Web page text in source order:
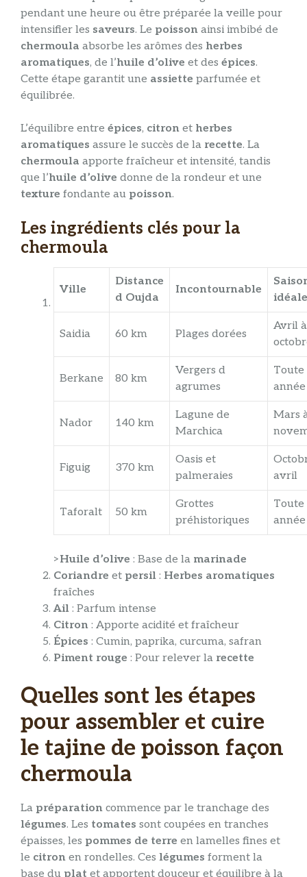
pendant une heure ou être préparée la veille pour
intensifier les saveurs. Le poisson ainsi imbibé de
chermoula absorbe les arômes des herbes
aromatiques, de l’huile d’olive et des épices.
Cette étape garantit une assiette parfumée et
équilibrée.
L’équilibre entre épices, citron et herbes
aromatiques assure le succès de la recette. La
chermoula apporte fraîcheur et intensité, tandis
que l’huile d’olive donne de la rondeur et une
texture fondante au poisson.
Les ingrédients clés pour la
chermoula
Ville
Distance
d Oujda
Incontournable
idéale
Saidia 60 km Plages dorées
Avril à
Berkane 80 km
Vergers d
agrumes
Toute
année
Nador 140 km
Lagune de
Marchica
Mars
Figuig 370 km
Oasis et
palmeraies
avril
Taforalt 50 km
Grottes
préhistoriques
Toute
année
>Huile d’olive : Base de la marinade
Coriandre et persil : Herbes aromatiques
fraîches
Ail : Parfum intense
Citron : Apporte acidité et fraîcheur
Épices : Cumin, paprika, curcuma, safran
Piment rouge : Pour relever la recette
Quelles sont les étapes
pour assembler et cuire
le tajine de poisson façon
chermoula
La préparation commence par le tranchage des
légumes. Les tomates sont coupées en tranches
épaisses, les pommes de terre en lamelles fines et
le citron en rondelles. Ces légumes forment la
base du plat et apportent douceur et équilibre à la